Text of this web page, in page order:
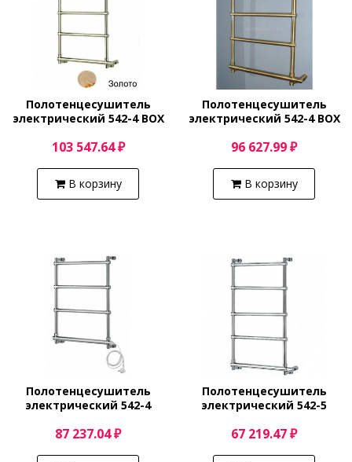
Полотенцесушитель
электрический 542-4 BOX
5424704GONB
103 547.64 ₽
В корзину
Полотенцесушитель
электрический 542-4 BOX
5424704OBB
96 627.99 ₽
В корзину
Полотенцесушитель
электрический 542-4
5424704GONC
87 237.04 ₽
Полотенцесушитель
электрический 542-5
5423705CR
67 219.47 ₽